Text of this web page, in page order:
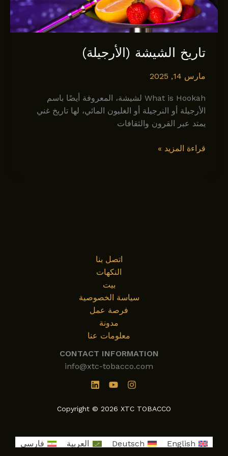
تاريخ الشيشة (الأرجيلة)
مارس 14, 2025
What is Hookah لشيشة، المعروفة أيضًا باسم
الأرجيلة أو النرجيلة أو الغليون المائي، لها تاريخ غني
يمتد عبر القرون والثقافات
تاريخ
قراءة المزيد »
اتصل بنا
النكهات
بيت
سياسة الخصوصية
فرصة عمل
مدونة
معلومات عنا
CONTACT INFORMATION
info@xtc-tobacco.com
Copyright © 2026 XTC TOBACCO
English
Deutsch العربية فارسی